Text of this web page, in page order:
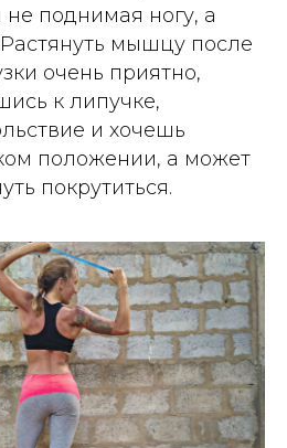
не поднимая ногу, а
мышцу после
очень приятно,
к липучке,
и хочешь
положении, а может
покрутиться.